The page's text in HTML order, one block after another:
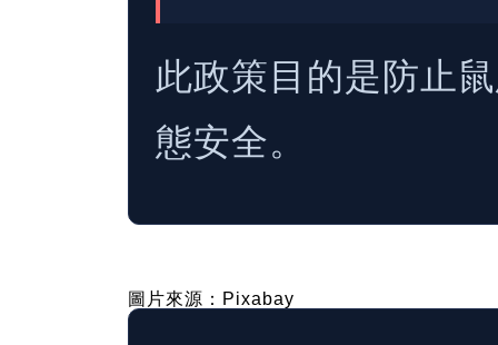
此政策目的是防止
態安全。
圖片來源：Pixabay